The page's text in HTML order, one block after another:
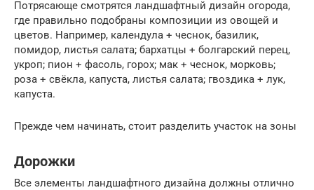
Потрясающе смотрятся ландшафтный дизайн огорода,
где правильно подобраны композиции из овощей и
цветов. Например, календула + чеснок, базилик,
помидор, листья салата; бархатцы + болгарский перец,
укроп; пион + фасоль, горох; мак + чеснок, морковь;
роза + свёкла, капуста, листья салата; гвоздика + лук,
капуста.
Прежде чем начинать, стоит разделить участок на зоны
Дорожки
Все элементы ландшафтного дизайна должны отлично